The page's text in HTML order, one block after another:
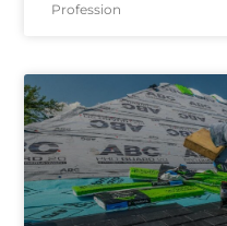
Profession